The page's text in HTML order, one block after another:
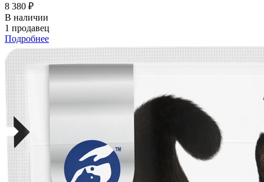
8 380 ₽
В наличии
1 продавец
Подробнее